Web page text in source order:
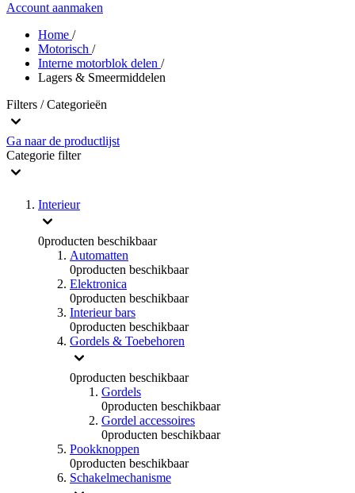
Account aanmaken
Home /
Motorisch /
Interne motorblok delen /
Lagers & Smeermiddelen
Filters / Categorieën
Ga naar de productlijst
Categorie filter
Interieur
0producten beschikbaar
Automatten
0producten beschikbaar
Elektronica
0producten beschikbaar
Interieur bars
0producten beschikbaar
Gordels & Toebehoren
0producten beschikbaar
Gordels
0producten beschikbaar
Gordel accessoires
0producten beschikbaar
Pookknoppen
0producten beschikbaar
Schakelmechanisme